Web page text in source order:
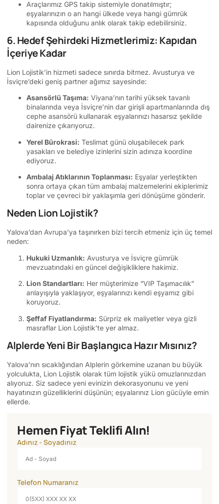
Araçlarımız GPS takip sistemiyle donatılmıştır;
eşyalarınızın o an hangi ülkede veya hangi gümrük
kapısında olduğunu anlık olarak takip edebilirsiniz.
6. Hedef Şehirdeki Hizmetlerimiz: Kapıdan
İçeriye Kadar
Lion Lojistik’in hizmeti sadece sınırda bitmez. Avusturya ve
İsviçre’deki geniş partner ağımız sayesinde:
Asansörlü Taşıma: Viyana’nın tarihi yüksek tavanlı
binalarında veya İsviçre’nin dar girişli apartmanlarında dış
cephe asansörü kullanarak eşyalarınızı hasarsız şekilde
dairenize çıkarıyoruz.
Yerel Bürokrasi: Teslimat günü oluşabilecek park
yasakları ve belediye izinlerini sizin adınıza koordine
ediyoruz.
Ambalaj Atıklarının Toplanması: Eşyalar yerleştikten
sonra ortaya çıkan tüm ambalaj malzemelerini ekiplerimiz
toplar ve çevreci bir yaklaşımla geri dönüşüme gönderir.
Neden Lion Lojistik?
Yalova’dan Avrupa’ya taşınırken bizi tercih etmeniz için üç temel
neden:
Hukuki Uzmanlık: Avusturya ve İsviçre gümrük
mevzuatındaki en güncel değişikliklere hakimiz.
Lion Standartları: Her müşterimize “VIP Taşımacılık”
anlayışıyla yaklaşıyor, eşyalarınızı kendi eşyamız gibi
koruyoruz.
Şeffaf Fiyatlandırma: Sürpriz ek maliyetler veya gizli
masraflar Lion Lojistik’te yer almaz.
Alplerde Yeni Bir Başlangıca Hazır Mısınız?
Yalova’nın sıcaklığından Alplerin görkemine uzanan bu büyük
yolculukta, Lion Lojistik olarak tüm lojistik yükü omuzlarınızdan
alıyoruz. Siz sadece yeni evinizin dekorasyonunu ve yeni
hayatınızın güzelliklerini düşünün; eşyalarınız Lion gücüyle emin
ellerde.
Hemen Fiyat Teklifi Alın!
Adınız - Soyadınız
Telefon Numaranız